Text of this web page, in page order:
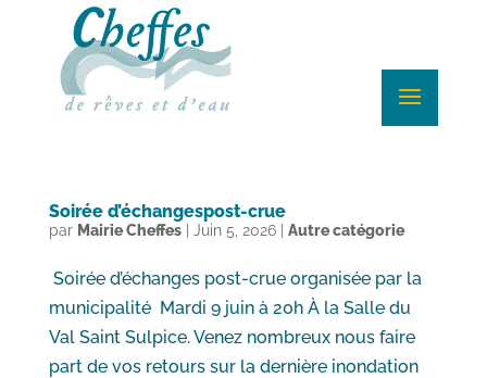
Soirée d’échangespost-crue
par Mairie Cheffes| Juin 5, 2026| Autre catégorie
Soirée d’échanges post-crue organisée par la
municipalité Mardi 9 juin à 20h À la Salle du
Val Saint Sulpice. Venez nombreux nous faire
part de vos retours sur la dernière inondation